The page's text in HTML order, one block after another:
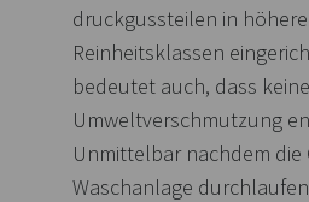
druckgussteilen in
Reinheitsklassen
bedeutet auch, dass keine
Umweltverschmutzung
Unmittelbar nachdem die
Waschanlage